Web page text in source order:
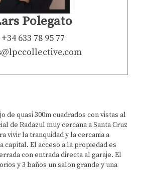
Polegato
+34 633 78 95 77
de quasi 300m cuadrados con vistas al
de Radazul muy cercana a Santa Cruz
vivir la tranquidad y la cercania a
capital. El acceso a la propiedad es
con entrada directa al garaje. El
y 3 baños un salon grande y una